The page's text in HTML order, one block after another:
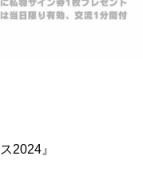
2024』